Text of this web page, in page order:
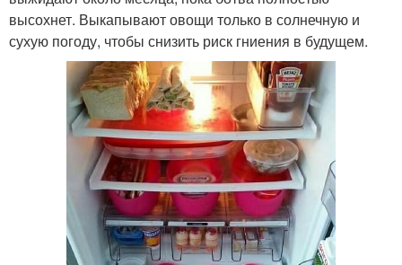
высохнет. Выкапывают овощи только в солнечную и
сухую погоду, чтобы снизить риск гниения в будущем.